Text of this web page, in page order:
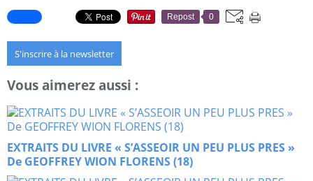
Repost 0
S'inscrire à la newsletter
Vous aimerez aussi :
EXTRAITS DU LIVRE « S’ASSEOIR UN PEU PLUS PRES »
De GEOFFREY WION FLORENS (18)